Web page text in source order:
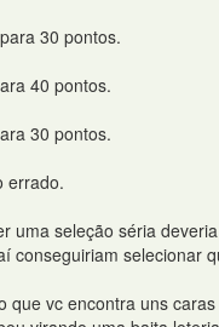
30 pontos.
40 pontos.
30 pontos.
errado.
uma seleção séria
conseguiriam selecionar
que vc encontra uns